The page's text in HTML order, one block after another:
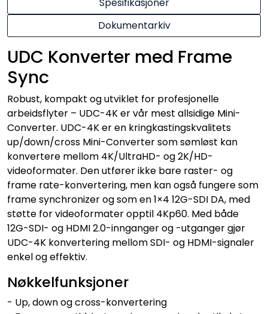
Dokumentarkiv
UDC Konverter med Frame
Sync
Robust, kompakt og utviklet for profesjonelle
arbeidsflyter – UDC-4K er vår mest allsidige Mini-
Converter. UDC-4K er en kringkastingskvalitets
up/down/cross Mini-Converter som sømløst kan
konvertere mellom 4K/UltraHD- og 2K/HD-
videoformater. Den utfører ikke bare raster- og
frame rate-konvertering, men kan også fungere som
frame synchronizer og som en 1×4 12G-SDI DA, med
støtte for videoformater opptil 4Kp60. Med både
12G-SDI- og HDMI 2.0-innganger og -utganger gjør
UDC-4K konvertering mellom SDI- og HDMI-signaler
enkel og effektiv.
Nøkkelfunksjoner
- Up, down og cross-konvertering